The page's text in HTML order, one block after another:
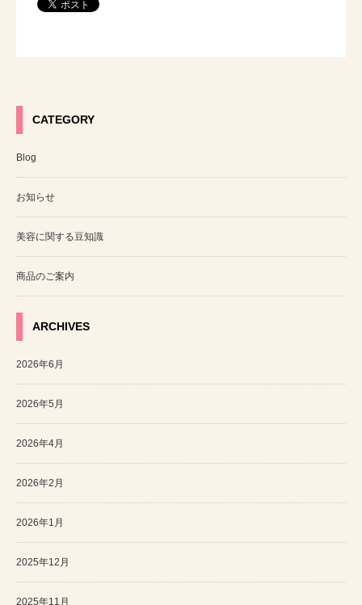
CATEGORY
Blog
お知らせ
美容に関する豆知識
商品のご案内
ARCHIVES
2026年6月
2026年5月
2026年4月
2026年2月
2026年1月
2025年12月
2025年11月